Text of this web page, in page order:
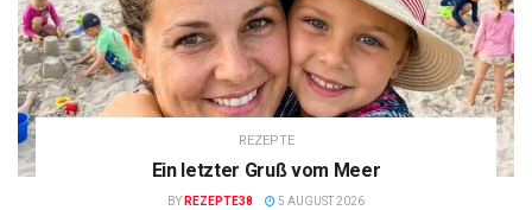
REZEPTE
Ein letzter Gruß vom Meer
BY REZEPTE38 5 AUGUST 2026